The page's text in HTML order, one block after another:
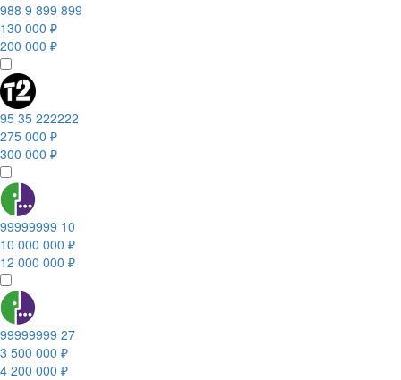
988 9 899 899
130 000 ₽
200 000 ₽
95 35 222222
275 000 ₽
300 000 ₽
99999999 10
10 000 000 ₽
12 000 000 ₽
99999999 27
3 500 000 ₽
4 200 000 ₽